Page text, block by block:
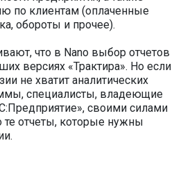
по клиентам (оплаченные
обороты и прочее).
что в Nano выбор отчетов
версиях «Трактира». Но если
не хватит аналитических
специалисты, владеющие
своими силами
те отчеты, которые нужны